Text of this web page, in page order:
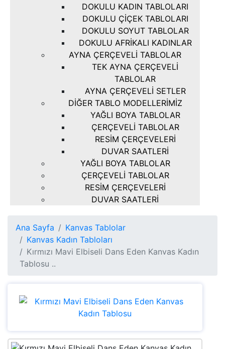
DOKULU KADIN TABLOLARI
DOKULU ÇIÇEK TABLOLARI
DOKULU SOYUT TABLOLAR
DOKULU AFRIKALI KADINLAR
AYNA ÇERÇEVELI TABLOLAR
TEK AYNA ÇERÇEVELI
TABLOLAR
AYNA ÇERÇEVELI SETLER
DIĞER TABLO MODELLERIMIZ
YAĞLI BOYA TABLOLAR
ÇERÇEVELI TABLOLAR
RESIM ÇERÇEVELERI
DUVAR SAATLERI
YAĞLI BOYA TABLOLAR
ÇERÇEVELI TABLOLAR
RESIM ÇERÇEVELERI
DUVAR SAATLERI
Ana Sayfa
Kanvas Tablolar
Kanvas Kadın Tabloları
Kırmızı Mavi Elbiseli Dans Eden Kanvas Kadın
Tablosu ..